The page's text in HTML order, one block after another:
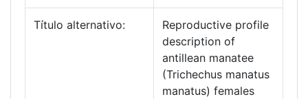
Título alternativo:
Reproductive profile
description of
antillean manatee
(Trichechus manatus
manatus) females